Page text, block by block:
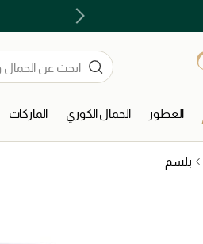
العطور الجمال الكوري الماركات
بلسم